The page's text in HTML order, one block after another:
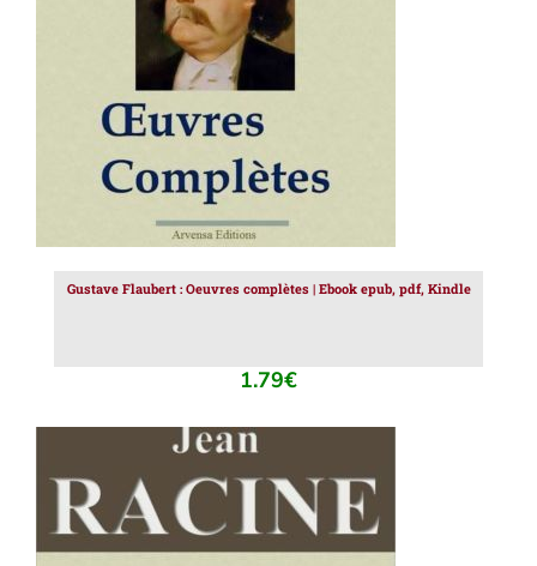
AJOUTER AU PANIER DÉTAILS
Gustave Flaubert : Oeuvres complètes | Ebook epub, pdf, Kindle
1.79€